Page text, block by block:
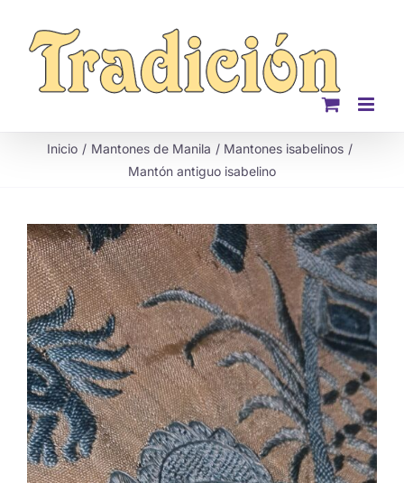
contenido
Inicio Mantones de Manila
Mantones isabelinos
Mantón antiguo isabelino